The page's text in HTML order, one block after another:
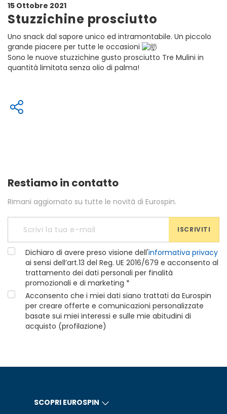
15 Ottobre 2021
Stuzzichine prosciutto
Uno snack dal sapore unico ed intramontabile. Un piccolo
grande piacere per tutte le occasioni
Sono le nuove stuzzichine gusto prosciutto Tre Mulini in
quantità limitata senza olio di palma!
Restiamo in contatto
Rimani aggiornato su tutte le novità di Eurospin.
ISCRIVITI
Dichiaro di avere preso visione dell'informativa privacy
ai sensi dell’art.13 del Reg. UE 2016/679 e acconsento al
trattamento dei dati personali per finalità
promozionali e di marketing *
Acconsento che i miei dati siano trattati da Eurospin
per creare offerte e comunicazioni personalizzate
basate sui miei interessi e sulle mie abitudini di
acquisto (profilazione)
SCOPRI EUROSPIN